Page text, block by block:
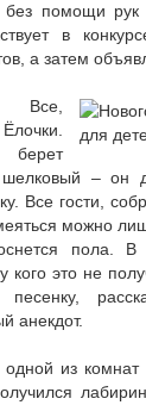
помощи рук
в
а затем
Все,
шелковый – он
Все гости,
можно
пола.
кого это не
анекдот.
из комнат